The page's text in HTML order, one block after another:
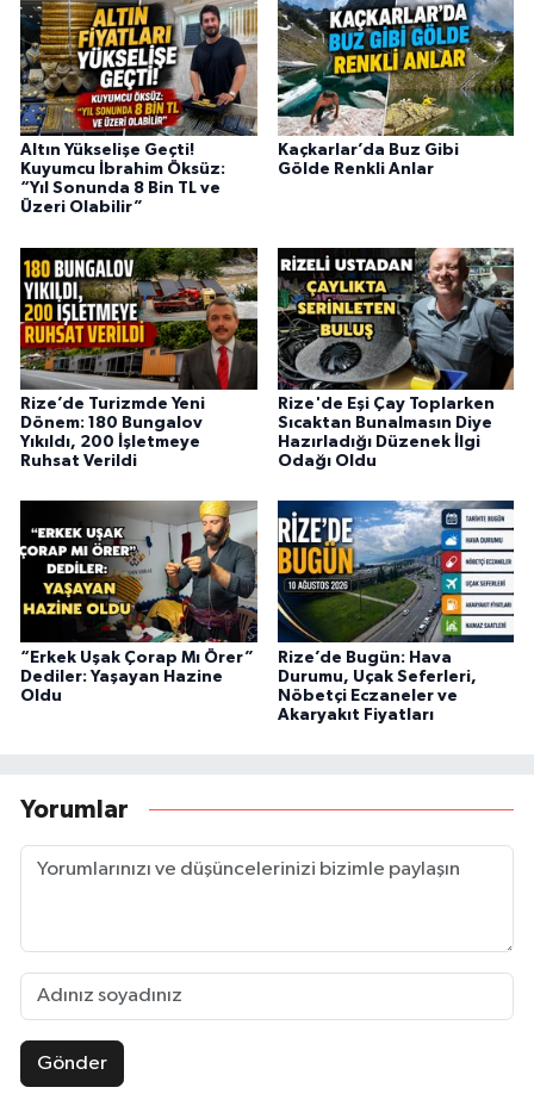
Altın Yükselişe Geçti!
Kuyumcu İbrahim Öksüz:
“Yıl Sonunda 8 Bin TL ve
Üzeri Olabilir”
Kaçkarlar’da Buz Gibi
Gölde Renkli Anlar
Rize’de Turizmde Yeni
Dönem: 180 Bungalov
Yıkıldı, 200 İşletmeye
Ruhsat Verildi
Rize'de Eşi Çay Toplarken
Sıcaktan Bunalmasın Diye
Hazırladığı Düzenek İlgi
Odağı Oldu
“Erkek Uşak Çorap Mı Örer”
Dediler: Yaşayan Hazine
Oldu
Rize’de Bugün: Hava
Durumu, Uçak Seferleri,
Nöbetçi Eczaneler ve
Akaryakıt Fiyatları
Yorumlar
Gönder